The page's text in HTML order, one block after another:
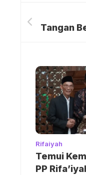
Rifaiyah
Temui
PP